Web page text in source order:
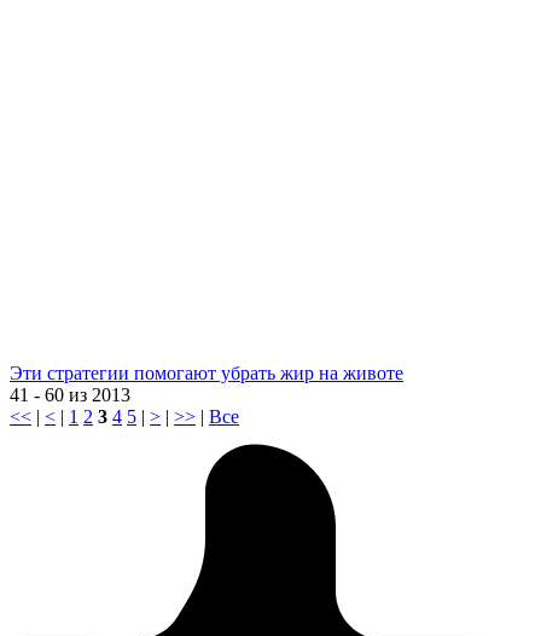
Эти стратегии помогают убрать жир на животе
41 - 60 из 2013
<< | < | 1 2 3 4 5 | > | >> | Все